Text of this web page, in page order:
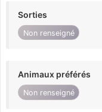
Sorties
Non renseigné
Animaux préférés
Non renseigné